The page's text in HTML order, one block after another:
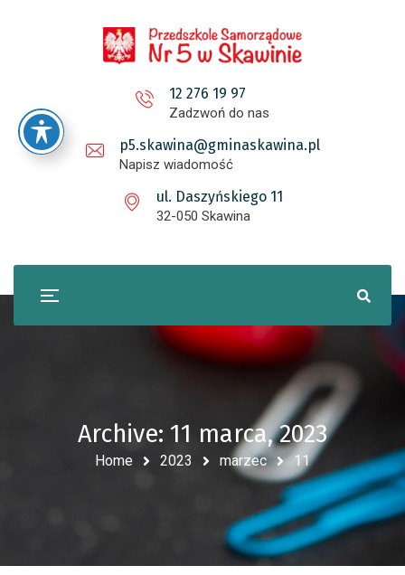
12 276 19 97
Zadzwoń do nas
p5.skawina@gminaskawina.pl
Napisz wiadomość
ul. Daszyńskiego 11
32-050 Skawina
Archive: 11 marca, 2023
Home 2023 marzec 11